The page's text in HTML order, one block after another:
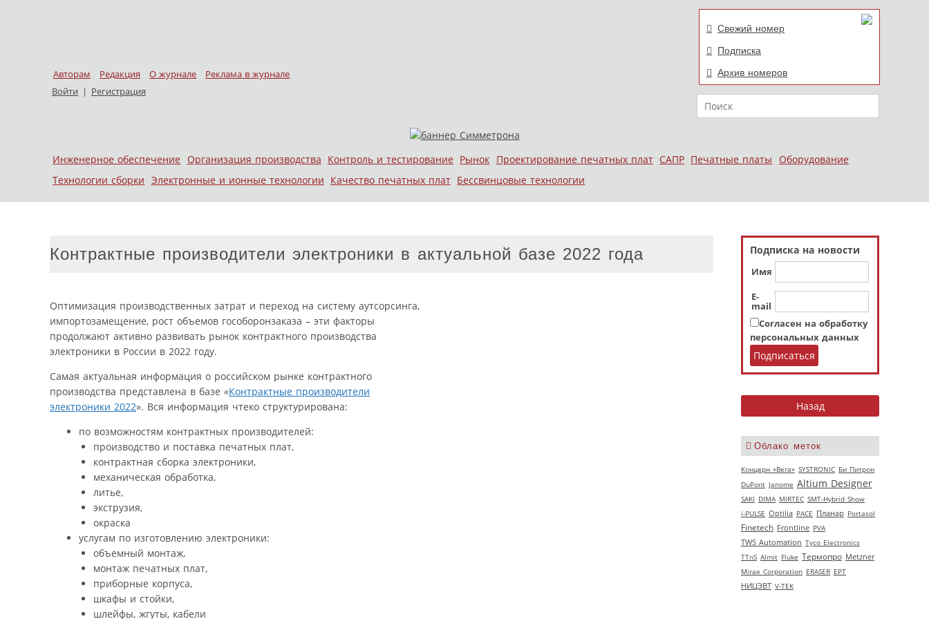
Авторам Редакция О журнале
Реклама в журнале
Войти | Регистрация
Свежий номер
Подписка
Архив номеров
Поиск
Меню
Skip to content
Инженерное обеспечение Организация производства Контроль и тестирование Рынок Проектирование печатных плат САПР Печатные платы
Оборудование
Технологии сборки Электронные и ионные технологии Качество печатных плат Бессвинцовые технологии
Подписка на новости
Имя
E-
mail
Согласен на обработку
персональных данных
Облако меток
Концерн «Вега» SYSTRONIC Би Питрон
DuPont Janome Altium Designer
SAKI DIMA MIRTEC SMT-Hybrid Show
i-PULSE Optilia РАСЕ Планар Portasol
Finetech Frontline PVA
TWS Automation Tyco Electronics
TTnS Almit Fluke Термопро Metzner
Mirae Corporation ERASER EPT
НИЦЭВТ V‑TEK
Контрактные производители электроники в актуальной базе 2022 года
Оптимизация производственных затрат и переход на систему аутсорсинга,
импортозамещение, рост объемов гособоронзаказа – эти факторы
продолжают активно развивать рынок контрактного производства
электроники в России в 2022 году.
Самая актуальная информация о российском рынке контрактного
производства представлена в базе «Контрактные производители
электроники 2022». Вся информация чтеко структурирована:
по возможностям контрактных производителей:
производство и поставка печатных плат,
контрактная сборка электроники,
механическая обработка,
литье,
экструзия,
окраска
услугам по изготовлению электроники:
объемный монтаж,
монтаж печатных плат,
приборные корпуса,
шкафы и стойки,
шлейфы, жгуты, кабели